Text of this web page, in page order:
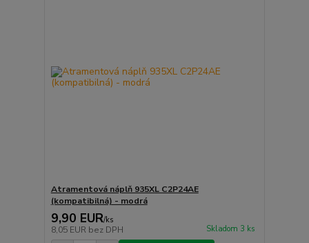
Atramentová náplň 935XL C2P24AE
(kompatibilná) - modrá
9,90 EUR/ks
8,05 EUR bez DPH Skladom 3 ks